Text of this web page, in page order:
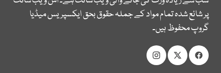
پر شائع شدہ تمام مواد کے جملہ حقوق بحق ایکسپریس میڈیا
گروپ محفوظ ہیں۔